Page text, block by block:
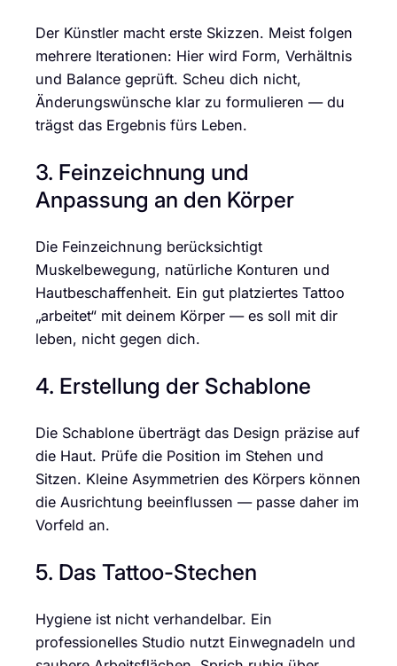
Der Künstler macht erste Skizzen. Meist folgen
mehrere Iterationen: Hier wird Form, Verhältnis
und Balance geprüft. Scheu dich nicht,
Änderungswünsche klar zu formulieren — du
trägst das Ergebnis fürs Leben.
3. Feinzeichnung und
Anpassung an den Körper
Die Feinzeichnung berücksichtigt
Muskelbewegung, natürliche Konturen und
Hautbeschaffenheit. Ein gut platziertes Tattoo
„arbeitet“ mit deinem Körper — es soll mit dir
leben, nicht gegen dich.
4. Erstellung der Schablone
Die Schablone überträgt das Design präzise auf
die Haut. Prüfe die Position im Stehen und
Sitzen. Kleine Asymmetrien des Körpers können
die Ausrichtung beeinflussen — passe daher im
Vorfeld an.
5. Das Tattoo-Stechen
Hygiene ist nicht verhandelbar. Ein
professionelles Studio nutzt Einwegnadeln und